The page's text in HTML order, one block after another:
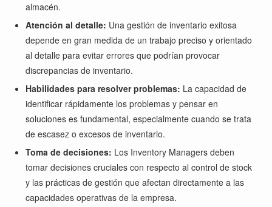
almacén.
Atención al detalle: Una gestión de inventario exitosa
depende en gran medida de un trabajo preciso y orientado
al detalle para evitar errores que podrían provocar
discrepancias de inventario.
Habilidades para resolver problemas: La capacidad de
identificar rápidamente los problemas y pensar en
soluciones es fundamental, especialmente cuando se trata
de escasez o excesos de inventario.
Toma de decisiones: Los Inventory Managers deben
tomar decisiones cruciales con respecto al control de stock
y las prácticas de gestión que afectan directamente a las
capacidades operativas de la empresa.